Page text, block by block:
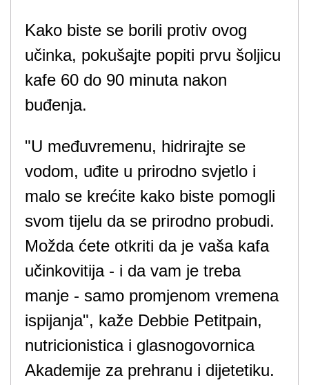
Kako biste se borili protiv ovog
učinka, pokušajte popiti prvu šoljicu
kafe 60 do 90 minuta nakon
buđenja.
"U međuvremenu, hidrirajte se
vodom, uđite u prirodno svjetlo i
malo se krećite kako biste pomogli
svom tijelu da se prirodno probudi.
Možda ćete otkriti da je vaša kafa
učinkovitija - i da vam je treba
manje - samo promjenom vremena
ispijanja", kaže Debbie Petitpain,
nutricionistica i glasnogovornica
Akademije za prehranu i dijetetiku.